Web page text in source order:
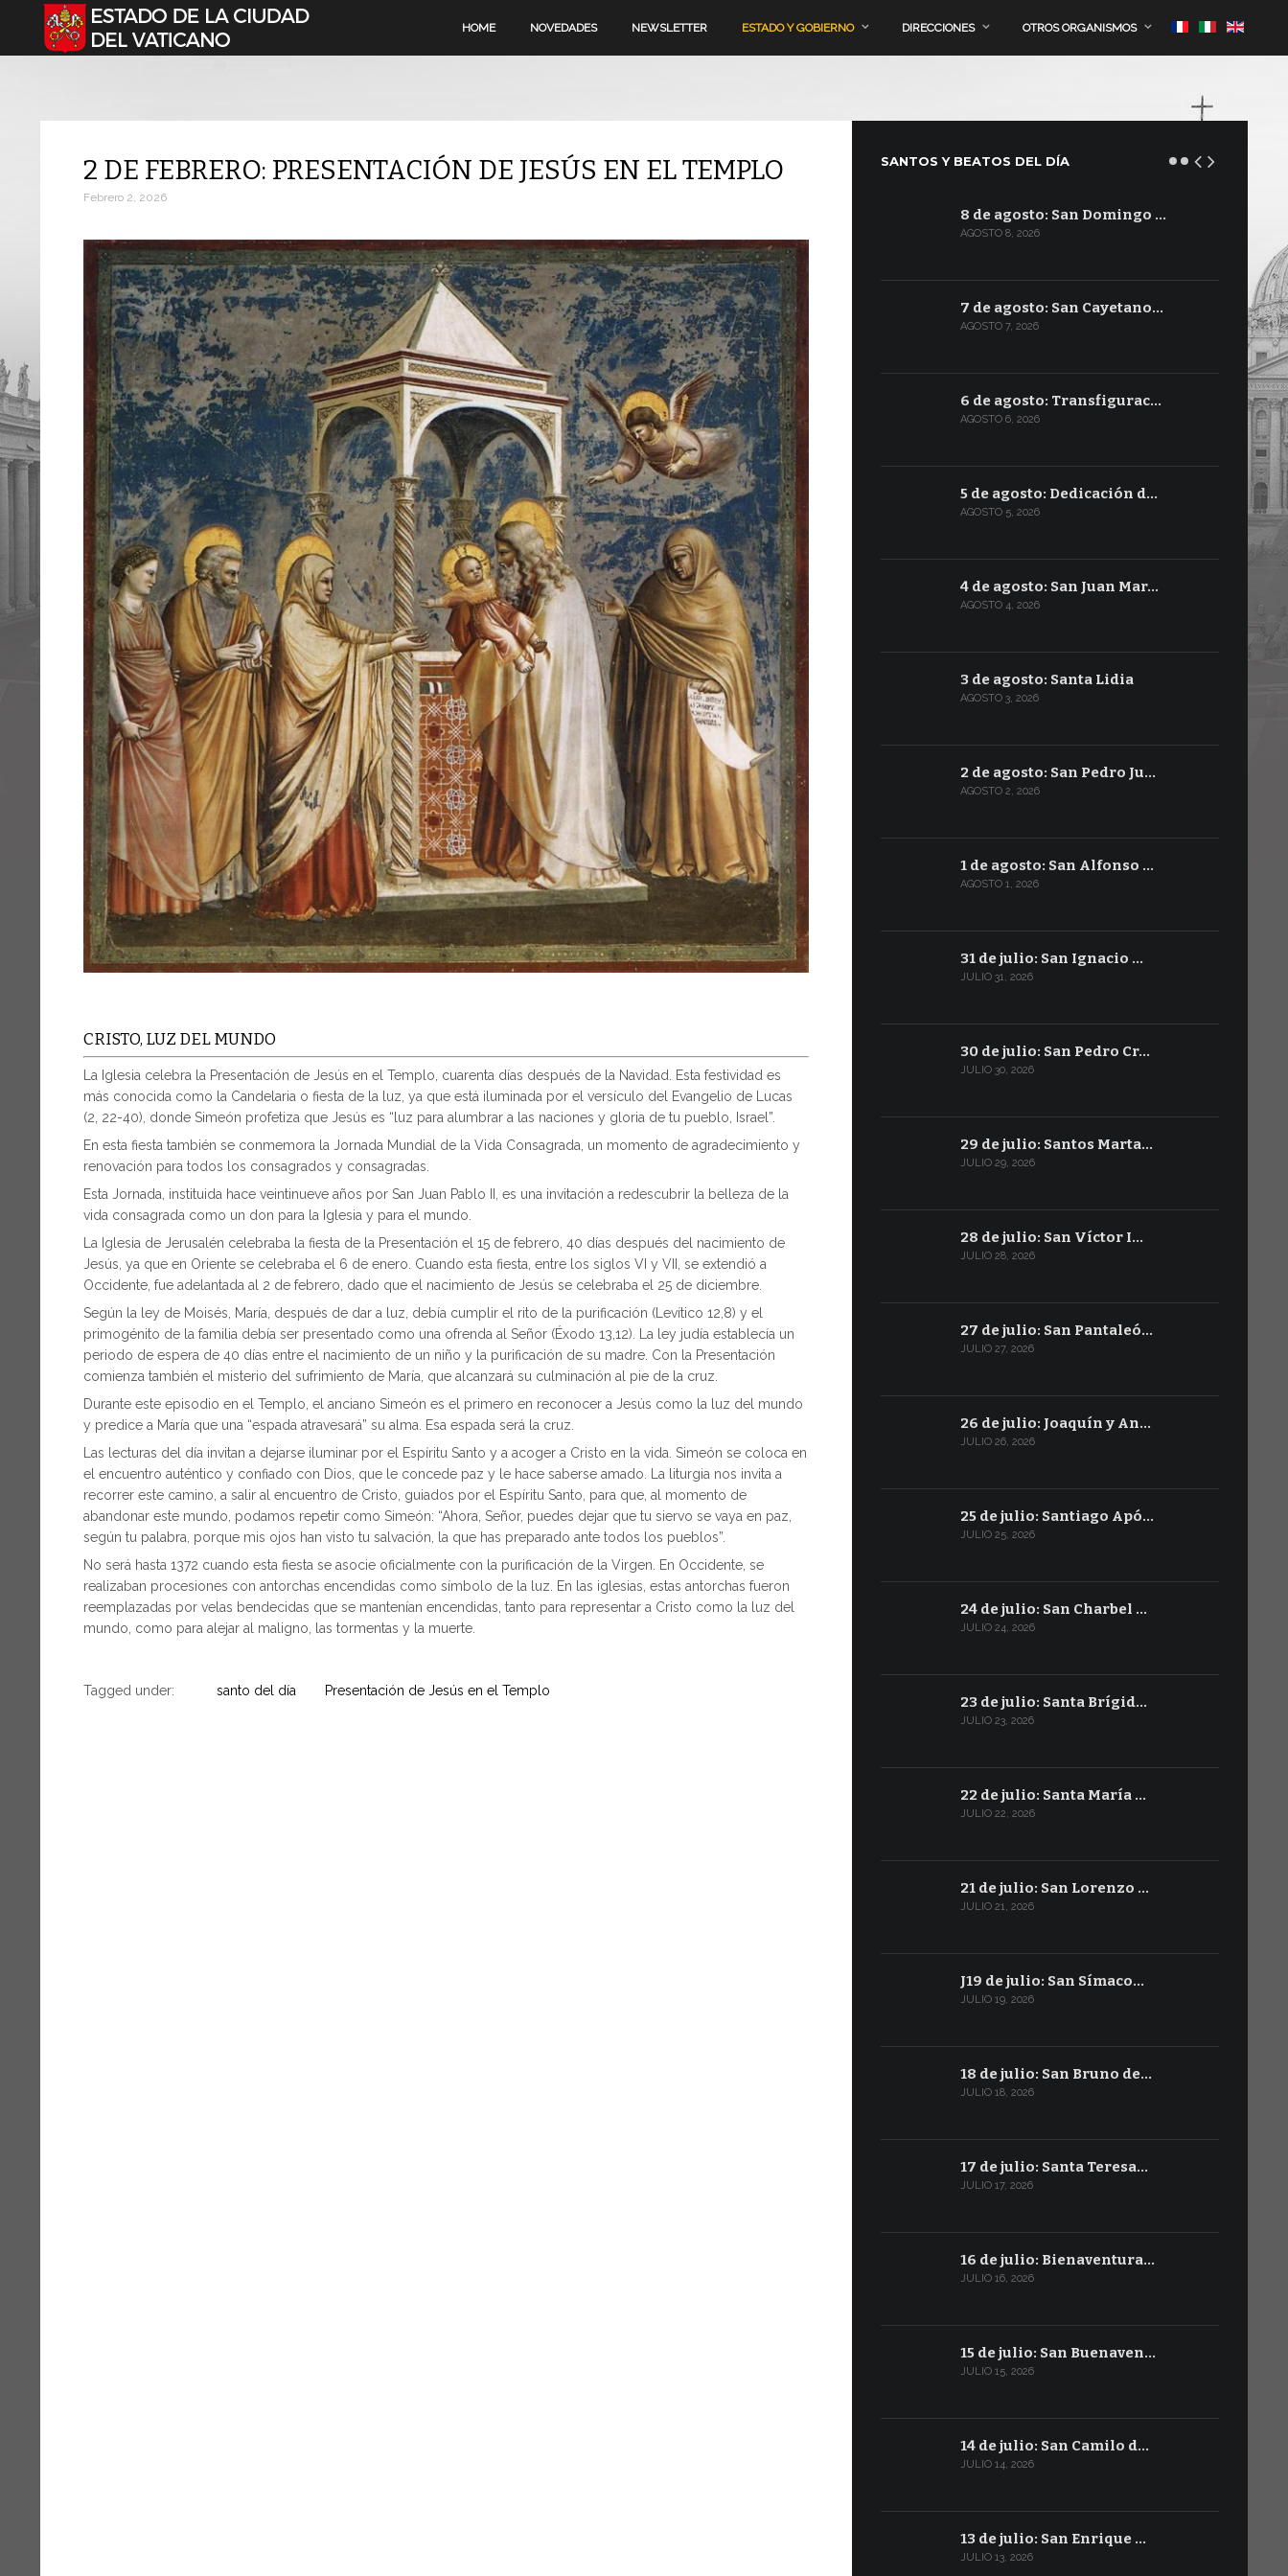
Seleccione su idioma HOME NOVEDADES NEWSLETTER ESTADO Y GOBIERNO DIRECCIONES OTROS ORGANISMOS
2 DE FEBRERO: PRESENTACIÓN DE JESÚS EN EL TEMPLO
Febrero 2, 2026
CRISTO, LUZ DEL MUNDO
La Iglesia celebra la Presentación de Jesús en el Templo, cuarenta días después de la Navidad. Esta festividad es
más conocida como la Candelaria o fiesta de la luz, ya que está iluminada por el versículo del Evangelio de Lucas
(2, 22-40), donde Simeón profetiza que Jesús es “luz para alumbrar a las naciones y gloria de tu pueblo, Israel”.
En esta fiesta también se conmemora la Jornada Mundial de la Vida Consagrada, un momento de agradecimiento y
renovación para todos los consagrados y consagradas.
Esta Jornada, instituida hace veintinueve años por San Juan Pablo II, es una invitación a redescubrir la belleza de la
vida consagrada como un don para la Iglesia y para el mundo.
La Iglesia de Jerusalén celebraba la fiesta de la Presentación el 15 de febrero, 40 días después del nacimiento de
Jesús, ya que en Oriente se celebraba el 6 de enero. Cuando esta fiesta, entre los siglos VI y VII, se extendió a
Occidente, fue adelantada al 2 de febrero, dado que el nacimiento de Jesús se celebraba el 25 de diciembre.
Según la ley de Moisés, María, después de dar a luz, debía cumplir el rito de la purificación (Levítico 12,8) y el
primogénito de la familia debía ser presentado como una ofrenda al Señor (Éxodo 13,12). La ley judía establecía un
periodo de espera de 40 días entre el nacimiento de un niño y la purificación de su madre. Con la Presentación
comienza también el misterio del sufrimiento de María, que alcanzará su culminación al pie de la cruz.
Durante este episodio en el Templo, el anciano Simeón es el primero en reconocer a Jesús como la luz del mundo
y predice a María que una “espada atravesará” su alma. Esa espada será la cruz.
Las lecturas del día invitan a dejarse iluminar por el Espíritu Santo y a acoger a Cristo en la vida. Simeón se coloca en
el encuentro auténtico y confiado con Dios, que le concede paz y le hace saberse amado. La liturgia nos invita a
recorrer este camino, a salir al encuentro de Cristo, guiados por el Espíritu Santo, para que, al momento de
abandonar este mundo, podamos repetir como Simeón: “Ahora, Señor, puedes dejar que tu siervo se vaya en paz,
según tu palabra, porque mis ojos han visto tu salvación, la que has preparado ante todos los pueblos”.
No será hasta 1372 cuando esta fiesta se asocie oficialmente con la purificación de la Virgen. En Occidente, se
realizaban procesiones con antorchas encendidas como símbolo de la luz. En las iglesias, estas antorchas fueron
reemplazadas por velas bendecidas que se mantenían encendidas, tanto para representar a Cristo como la luz del
mundo, como para alejar al maligno, las tormentas y la muerte.
Tagged under: santo del día Presentación de Jesús en el Templo
SANTOS Y BEATOS DEL DÍA
8 de agosto: San Domingo …
AGOSTO 8, 2026
7 de agosto: San Cayetano…
AGOSTO 7, 2026
6 de agosto: Transfigurac…
AGOSTO 6, 2026
5 de agosto: Dedicación d…
AGOSTO 5, 2026
4 de agosto: San Juan Mar…
AGOSTO 4, 2026
3 de agosto: Santa Lidia
AGOSTO 3, 2026
2 de agosto: San Pedro Ju…
AGOSTO 2, 2026
1 de agosto: San Alfonso …
AGOSTO 1, 2026
31 de julio: San Ignacio …
JULIO 31, 2026
30 de julio: San Pedro Cr…
JULIO 30, 2026
29 de julio: Santos Marta…
JULIO 29, 2026
28 de julio: San Víctor I…
JULIO 28, 2026
27 de julio: San Pantaleó…
JULIO 27, 2026
26 de julio: Joaquín y An…
JULIO 26, 2026
25 de julio: Santiago Apó…
JULIO 25, 2026
24 de julio: San Charbel …
JULIO 24, 2026
23 de julio: Santa Brígid…
JULIO 23, 2026
22 de julio: Santa María …
JULIO 22, 2026
21 de julio: San Lorenzo …
JULIO 21, 2026
J19 de julio: San Símaco…
JULIO 19, 2026
18 de julio: San Bruno de…
JULIO 18, 2026
17 de julio: Santa Teresa…
JULIO 17, 2026
16 de julio: Bienaventura…
JULIO 16, 2026
15 de julio: San Buenaven…
JULIO 15, 2026
14 de julio: San Camilo d…
JULIO 14, 2026
13 de julio: San Enrique …
JULIO 13, 2026